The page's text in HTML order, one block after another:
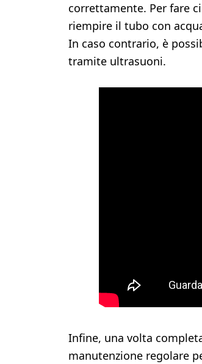
correttamente. Per fare
riempire il tubo con
In caso contrario, è
tramite ultrasuoni.
Infine, una volta
manutenzione regolare